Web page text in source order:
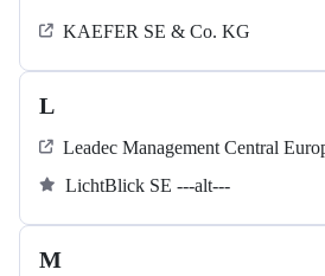
KAEFER SE & Co. KG
L
Leadec Management Central
LichtBlick SE ---alt---
M